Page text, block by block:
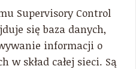
Supervisory Control
się baza danych,
informacji o
w skład całej sieci. Są